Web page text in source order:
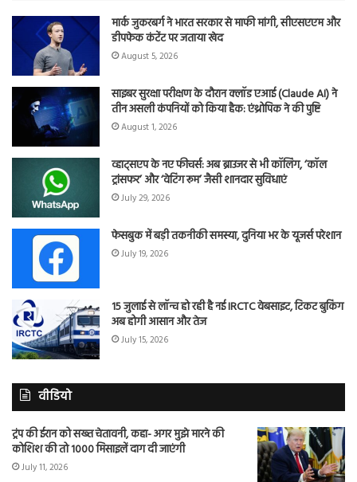
मार्क जुकरबर्ग ने भारत सरकार से माफी मांगी, सीएसएएम और
डीपफेक कंटेंट पर जताया खेद
August 5, 2026
साइबर सुरक्षा परीक्षण के दौरान क्लॉड एआई (Claude AI) ने
तीन असली कंपनियों को किया हैक: एंथ्रोपिक ने की पुष्टि
August 1, 2026
व्हाट्सएप के नए फीचर्स: अब ब्राउजर से भी कॉलिंग, ‘कॉल
ट्रांसफर’ और ‘वेटिंग रूम’ जैसी शानदार सुविधाएं
July 29, 2026
फेसबुक में बड़ी तकनीकी समस्या, दुनिया भर के यूजर्स परेशान
July 19, 2026
15 जुलाई से लॉन्च हो रही है नई IRCTC वेबसाइट, टिकट बुकिंग
अब होगी आसान और तेज
July 15, 2026
वीडियो
ट्रंप की ईरान को सख्त चेतावनी, कहा- अगर मुझे मारने की
कोशिश की तो 1000 मिसाइलें दाग दी जाएंगी
July 11, 2026